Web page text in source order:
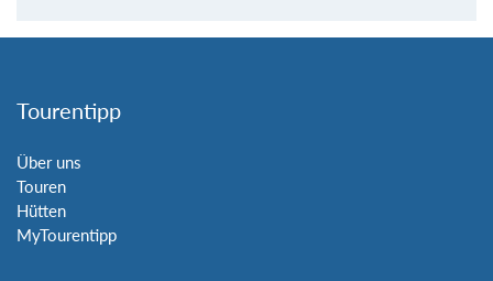
Tourentipp
Über uns
Touren
Hütten
MyTourentipp